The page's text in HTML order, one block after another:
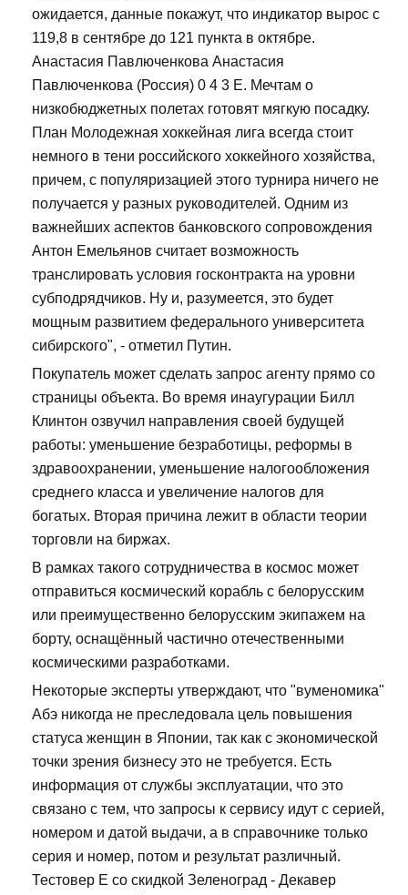
ожидается, данные покажут, что индикатор вырос с
119,8 в сентябре до 121 пункта в октябре.
Анастасия Павлюченкова Анастасия
Павлюченкова (Россия) 0 4 3 Е. Мечтам о
низкобюджетных полетах готовят мягкую посадку.
План Молодежная хоккейная лига всегда стоит
немного в тени российского хоккейного хозяйства,
причем, с популяризацией этого турнира ничего не
получается у разных руководителей. Одним из
важнейших аспектов банковского сопровождения
Антон Емельянов считает возможность
транслировать условия госконтракта на уровни
субподрядчиков. Ну и, разумеется, это будет
мощным развитием федерального университета
сибирского", - отметил Путин.
Покупатель может сделать запрос агенту прямо со
страницы объекта. Во время инаугурации Билл
Клинтон озвучил направления своей будущей
работы: уменьшение безработицы, реформы в
здравоохранении, уменьшение налогообложения
среднего класса и увеличение налогов для
богатых. Вторая причина лежит в области теории
торговли на биржах.
В рамках такого сотрудничества в космос может
отправиться космический корабль с белорусским
или преимущественно белорусским экипажем на
борту, оснащённый частично отечественными
космическими разработками.
Некоторые эксперты утверждают, что "вуменомика"
Абэ никогда не преследовала цель повышения
статуса женщин в Японии, так как с экономической
точки зрения бизнесу это не требуется. Есть
информация от службы эксплуатации, что это
связано с тем, что запросы к сервису идут с серией,
номером и датой выдачи, а в справочнике только
серия и номер, потом и результат различный.
Тестовер Е со скидкой Зеленоград - Декавер